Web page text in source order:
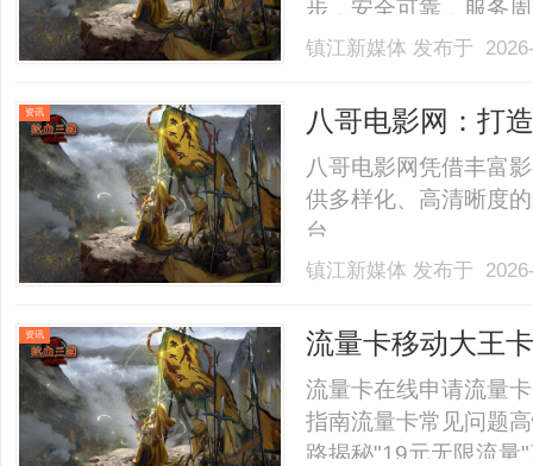
步，安全可靠，服务
镇江新媒体 发布于
资讯 八哥电影网：打
八哥电影网凭借丰富
供多样化、高清晰度
台。......
镇江新媒体 发布于
资讯 流量卡移动大王卡
流量卡在线申请流量
指南流量卡常见问题
路揭秘"19元无限流量